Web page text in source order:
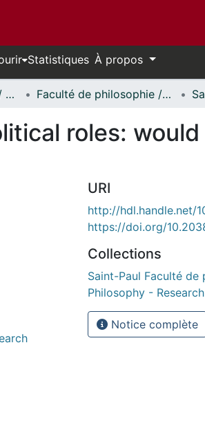
Statistiques À propos
Université Saint-Paul // Saint Paul University Faculté de philosophie // Faculty of Philosophy
roles:
URI
http://hdl.handle.net/
https://doi.org/
Collections
Saint-Paul Faculté
Philosophy -
Notice complète